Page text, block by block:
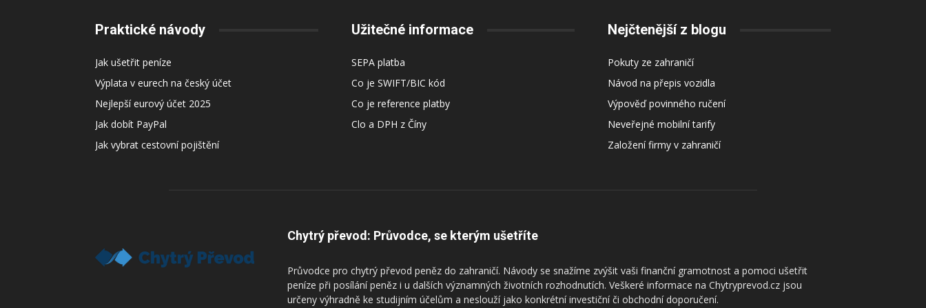
Praktické návody
Jak ušetřit peníze
Výplata v eurech na český účet
Nejlepší eurový účet 2025
Jak dobít PayPal
Jak vybrat cestovní pojištění
Užitečné informace
SEPA platba
Co je SWIFT/BIC kód
Co je reference platby
Clo a DPH z Číny
Nejčtenější z blogu
Pokuty ze zahraničí
Návod na přepis vozidla
Výpověď povinného ručení
Neveřejné mobilní tarify
Založení firmy v zahraničí
Chytrý převod: Průvodce, se kterým ušetříte
Průvodce pro chytrý převod peněz do zahraničí. Návody se snažíme zvýšit vaši finanční gramotnost a pomoci ušetřit
peníze při posílání peněz i u dalších významných životních rozhodnutích. Veškeré informace na Chytryprevod.cz jsou
určeny výhradně ke studijním účelům a neslouží jako konkrétní investiční či obchodní doporučení.